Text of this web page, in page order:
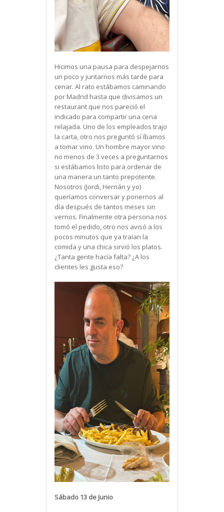
Hicimos una pausa para despejarnos
un poco y juntarnos más tarde para
cenar. Al rato estábamos caminando
por Madrid hasta que divisamos un
restaurant que nos pareció el
indicado para compartir una cena
relajada. Uno de los empleados trajo
la carta, otro nos preguntó sí íbamos
a tomar vino. Un hombre mayor vino
no menos de 3 veces a preguntarnos
si estábamos listo para ordenar de
una manera un tanto prepotente.
Nosotros (Jordi, Hernán y yo)
queríamos conversar y ponernos al
día después de tantos meses sin
vernos. Finalmente otra persona nos
tomó el pedido, otro nos avisó a los
pocos minutos que ya traían la
comida y una chica sirvió los platos.
¿Tanta gente hacía falta? ¿A los
clientes les gusta eso?
Sábado 13 de Junio